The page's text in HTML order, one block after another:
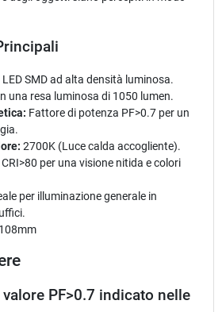
LED SMD ad alta densità luminosa.
una resa luminosa di 1050 lumen.
Fattore di potenza PF>0.7 per un
2700K (Luce calda accogliente).
CRI>80 per una visione nitida e colori
per illuminazione generale in
PF>0.7 indicato nelle